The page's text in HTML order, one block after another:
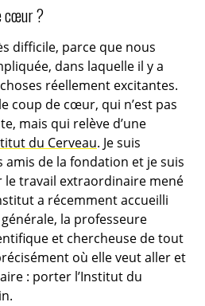
cœur ?
difficile, parce que nous
dans laquelle il y a
réellement excitantes.
coup de cœur, qui n’est pas
mais qui relève d’une
du Cerveau. Je suis
amis de la fondation et je suis
le travail extraordinaire mené
a récemment accueilli
la professeure
et chercheuse de tout
où elle veut aller et
: porter l’Institut du